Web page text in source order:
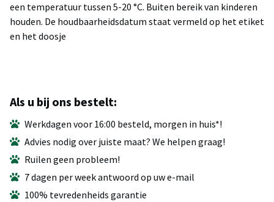
een temperatuur tussen 5-20 °C. Buiten bereik van kinderen
houden. De houdbaarheidsdatum staat vermeld op het etiket
en het doosje
Als u bij ons bestelt:
Werkdagen voor 16:00 besteld, morgen in huis*!
Advies nodig over juiste maat? We helpen graag!
Ruilen geen probleem!
7 dagen per week antwoord op uw e-mail
100% tevredenheids garantie